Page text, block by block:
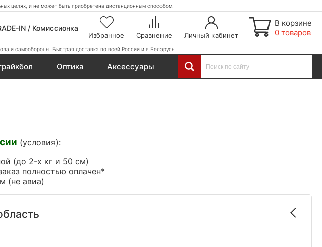
целях, и не может быть приобретена дистанционным способом.
IN / Комиссионка
Избранное Сравнение Личный кабинет
В корзине
0 товаров
и самообороны. Быстрая доставка по всей России и в Беларусь
Оптика Аксессуары
(условия):
(до 2-х кг и 50 см)
полностью оплачен*
(не авиа)